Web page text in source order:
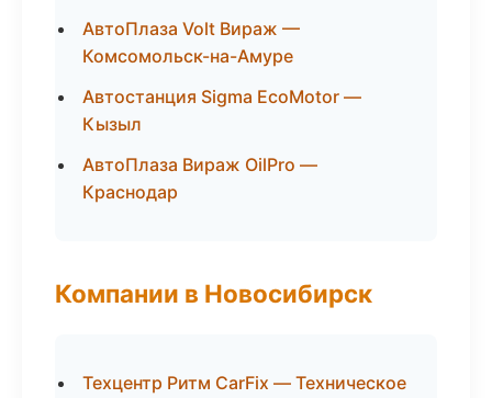
АвтоПлаза Volt Вираж —
Комсомольск-на-Амуре
Автостанция Sigma EcoMotor —
Кызыл
АвтоПлаза Вираж OilPro —
Краснодар
Компании в Новосибирск
Техцентр Ритм CarFix — Техническое